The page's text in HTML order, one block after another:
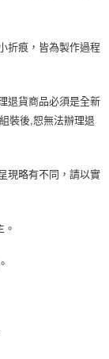
折痕，皆為製作過程
退貨商品必須是全新
裝後,恕無法辦理退
現略有不同，請以實